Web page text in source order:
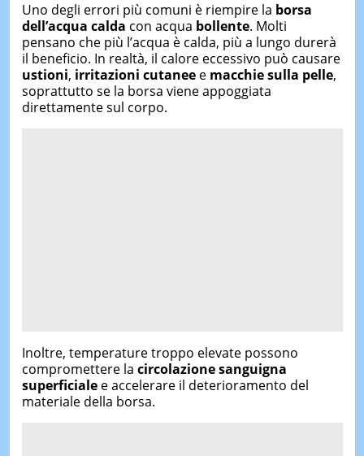
Uno degli errori più comuni è riempire la borsa
dell’acqua calda con acqua bollente. Molti
pensano che più l’acqua è calda, più a lungo durerà
il beneficio. In realtà, il calore eccessivo può causare
ustioni, irritazioni cutaneee macchie sulla pelle,
soprattutto se la borsa viene appoggiata
direttamente sul corpo.
Inoltre, temperature troppo elevate possono
compromettere la circolazione sanguigna
superficialee accelerare il deterioramento del
materiale della borsa.